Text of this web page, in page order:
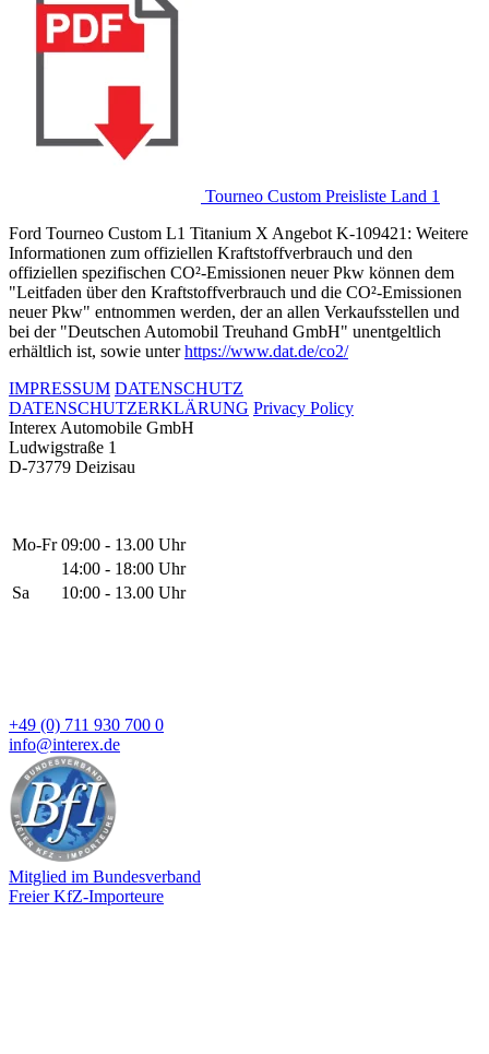
Tourneo Custom Preisliste Land 1
Ford Tourneo Custom L1 Titanium X Angebot K-109421: Weitere
Informationen zum offiziellen Kraftstoffverbrauch und den
offiziellen spezifischen CO²-Emissionen neuer Pkw können dem
"Leitfaden über den Kraftstoffverbrauch und die CO²-Emissionen
neuer Pkw" entnommen werden, der an allen Verkaufsstellen und
bei der "Deutschen Automobil Treuhand GmbH" unentgeltlich
erhältlich ist, sowie unterhttps://www.dat.de/co2/
IMPRESSUM DATENSCHUTZ
DATENSCHUTZERKLÄRUNG Privacy Policy
Interex Automobile GmbH
Ludwigstraße 1
D-73779 Deizisau
Mo-Fr 09:00 - 13.00 Uhr
14:00 - 18:00 Uhr
Sa
10:00 - 13.00 Uhr
+49 (0) 711 930 700 0
info@interex.de
Mitglied im Bundesverband
Freier KfZ-Importeure